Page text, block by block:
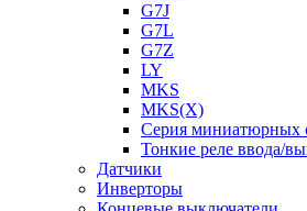
G7J
G7L
G7Z
LY
MKS
MKS(X)
Серия миниатюрных
Тонкие реле ввода/
Датчики
Инверторы